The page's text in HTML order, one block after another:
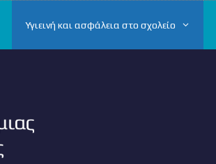
Υγιεινή και ασφάλεια στο σχολείο